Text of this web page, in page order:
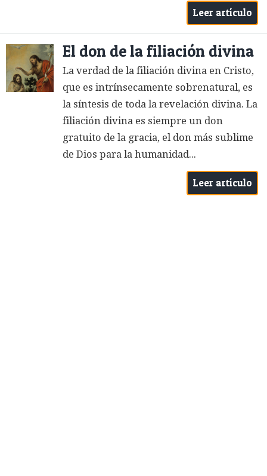
Leer artículo
El don de la filiación divina
La verdad de la filiación divina en Cristo,
que es intrínsecamente sobrenatural, es
la síntesis de toda la revelación divina. La
filiación divina es siempre un don
gratuito de la gracia, el don más sublime
de Dios para la humanidad...
Leer artículo